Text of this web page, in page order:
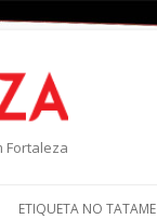
Fortaleza
ETIQUETA NO TATAME